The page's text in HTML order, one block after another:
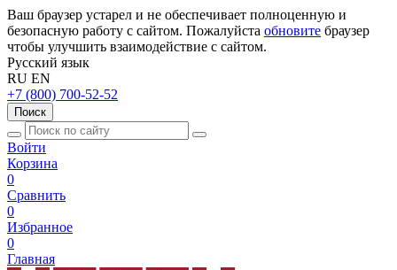
Ваш браузер устарел и не обеспечивает полноценную и
безопасную работу с сайтом. Пожалуйста обновите браузер
чтобы улучшить взаимодействие с сайтом.
Русский язык
RU EN
+7 (800) 700-52-52
Поиск
Войти
Корзина
0
Сравнить
0
Избранное
0
Главная